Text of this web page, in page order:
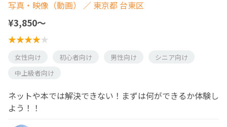
写真・映像（動画） ／ 東京都 台東区
¥3,850〜
女性向け 初心者向け 男性向け
シニア向け
中上級者向け
ネットや本では解決できない！まずは何ができるか体験し
よう！！